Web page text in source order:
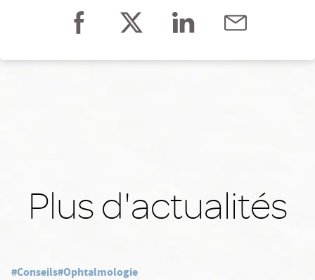
Plus d'actualités
#Conseils#Ophtalmologie